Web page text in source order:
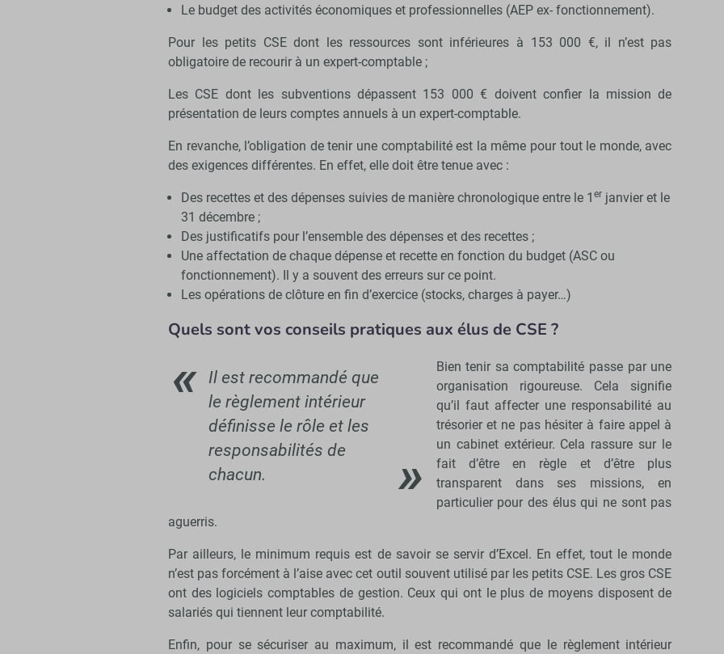
Le budget des activités économiques et professionnelles (AEP ex- fonctionnement).
Pour les petits CSE dont les ressources sont inférieures à 153 000 €, il n’est pas
obligatoire de recourir à un expert-comptable ;
Les CSE dont les subventions dépassent 153 000 € doivent confier la mission de
présentation de leurs comptes annuels à un expert-comptable.
En revanche, l’obligation de tenir une comptabilité est la même pour tout le monde, avec
des exigences différentes. En effet, elle doit être tenue avec :
Des recettes et des dépenses suivies de manière chronologique entre le 1 erjanvier et le
31 décembre ;
Des justificatifs pour l’ensemble des dépenses et des recettes ;
Une affectation de chaque dépense et recette en fonction du budget (ASC ou
fonctionnement). Il y a souvent des erreurs sur ce point.
Les opérations de clôture en fin d’exercice (stocks, charges à payer…)
Quels sont vos conseils pratiques aux élus de CSE ?
Il est recommandé que
le règlement intérieur
définisse le rôle et les
responsabilités de
chacun.
Bien tenir sa comptabilité passe par une
organisation rigoureuse. Cela signifie
qu’il faut affecter une responsabilité au
trésorier et ne pas hésiter à faire appel à
un cabinet extérieur. Cela rassure sur le
fait d’être en règle et d’être plus
transparent dans ses missions, en
particulier pour des élus qui ne sont pas
aguerris.
Par ailleurs, le minimum requis est de savoir se servir d’Excel. En effet, tout le monde
n’est pas forcément à l’aise avec cet outil souvent utilisé par les petits CSE. Les gros CSE
ont des logiciels comptables de gestion. Ceux qui ont le plus de moyens disposent de
salariés qui tiennent leur comptabilité.
Enfin, pour se sécuriser au maximum, il est recommandé que le règlement intérieur